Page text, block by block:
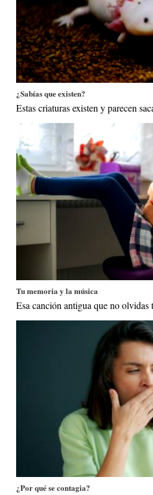
¿Sabías que existen?
Estas criaturas existen y parecen
Tu memoria y la música
Esa canción antigua que no olvidas
¿Por qué se contagia?